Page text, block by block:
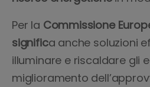
Per la Commissione
significa anche soluzioni
illuminare e riscaldare gli
miglioramento